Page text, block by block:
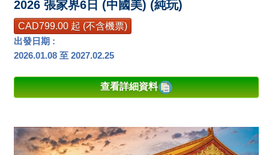
2026 張家界6日 (中國美) (純玩)
CAD799.00 起 (不含機票)
出發日期 :
2026.01.08 至 2027.02.25
查看詳細資料